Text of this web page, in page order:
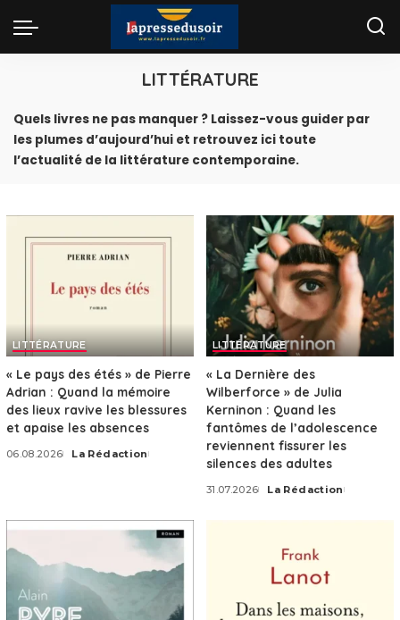
LITTÉRATURE
Quels livres ne pas manquer ? Laissez-vous guider par
les plumes d’aujourd’hui et retrouvez ici toute
l’actualité de la littérature contemporaine.
LITTÉRATURE
« Le pays des étés » de Pierre
Adrian : Quand la mémoire
des lieux ravive les blessures
et apaise les absences
06.08.2026
Posted
La Rédaction
LITTÉRATURE
« La Dernière des
Wilberforce » de Julia
Kerninon : Quand les
fantômes de l’adolescence
reviennent fissurer les
silences des adultes
31.07.2026
Posted
La Rédaction